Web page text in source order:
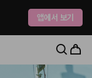
앱에서 보기